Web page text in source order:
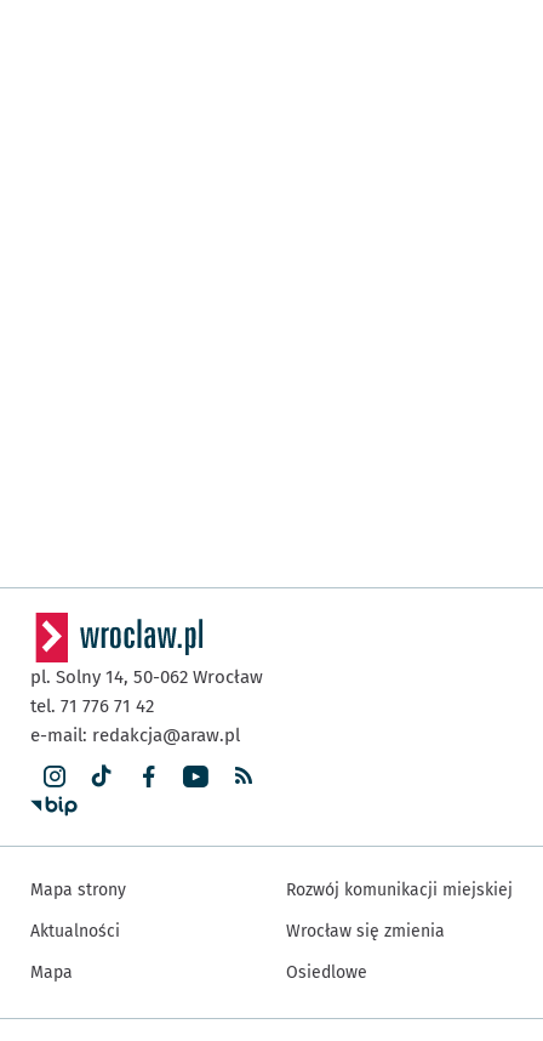
pl. Solny 14, 50-062 Wrocław
tel. 71 776 71 42
e-mail: redakcja@araw.pl
Mapa strony
Aktualności
Mapa
Rozwój komunikacji miejskiej
Wrocław się zmienia
Osiedlowe